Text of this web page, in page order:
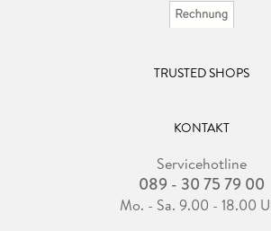
TRUSTED SHOPS
KONTAKT
Servicehotline
089 - 30 75 79 00
Mo. - Sa. 9.00 - 18.00